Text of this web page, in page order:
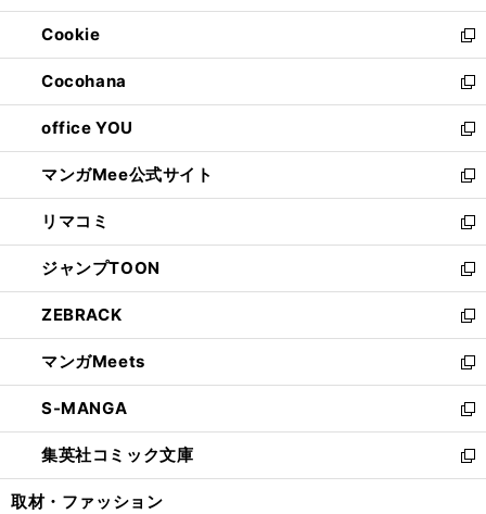
開
く
ウ
で
開
く
ン
ド
ウ
で
開
く
ウ
ィ
ン
ド
ウ
で
開
く
Cookie
新
し
い
ウ
ィ
ン
ド
ウ
で
開
く
Cocohana
新
し
い
ウ
ィ
ン
ド
ウ
で
開
く
office YOU
新
し
い
ウ
ィ
ン
ド
ウ
で
開
く
マンガMee公式サイト
新
し
い
ウ
ィ
ン
ド
ウ
で
開
く
リマコミ
新
し
い
ウ
ィ
ン
ド
ウ
で
開
く
ジャンプTOON
新
し
い
ウ
ィ
ン
ド
ウ
で
開
ZEBRACK
新
し
い
ウ
ィ
ン
ド
ウ
マンガMeets
新
し
い
ウ
ィ
ン
S-MANGA
新
し
い
ウ
集英社コミック文庫
新
し
取材・ファッション